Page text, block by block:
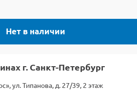
Нет в наличии
г. Санкт-Петербург
ул. Типанова, д. 27/39, 2 этаж